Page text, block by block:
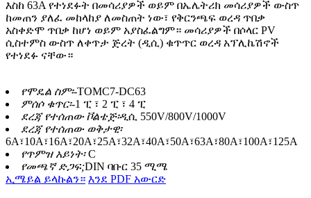
እስከ 63A የተነደፉት በመሳሪያዎች ወይም በኤሌትሪክ መሳሪያዎች ውስጥ
ከመጠን ያለፈ መከላከያ ለመስጠት ነው፣ የቅርንጫፍ ወረዳ ጥበቃ
አስቀድሞ ጥበቃ ከሆነ ወይም አያስፈልግም። መሳሪያዎች በሶላር PV
ሲስተምስ ውስጥ ለቀጥታ ጅረት (ዲሲ) ቁጥጥር ወረዳ አፕሊኬሽኖች
የተነደፉ ናቸው።
የሞዴል ስም፡-TOMC7-DC63
ምሰሶ ቁጥር፡-1 ፒ ፣ 2 ፒ ፣ 4 ፒ
ደረጃ የተሰጠው ቮልቴጅ፡ዲሲ 550V/800V/1000V
ደረጃ የተሰጠው ወቅታዊ፡
6A፣10A፣16A፣20A፣25A፣32A፣40A፣50A፣63A፣80A፣100A፣125A
የጥምዝ አይነት፡C
የመጫኛ ድጋፍ;DIN ባቡር 35 ሚሜ
ኢሜይል ይላኩልን። እንደ PDF አውርድ